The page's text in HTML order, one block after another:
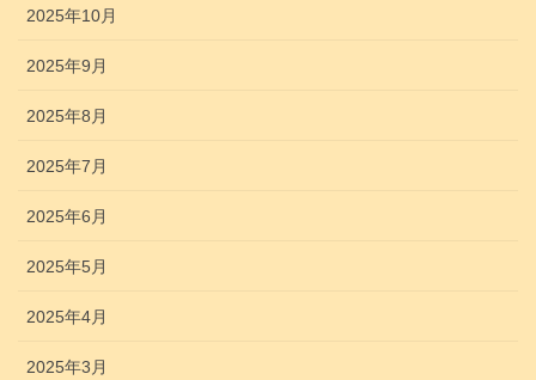
2025年10月
2025年9月
2025年8月
2025年7月
2025年6月
2025年5月
2025年4月
2025年3月